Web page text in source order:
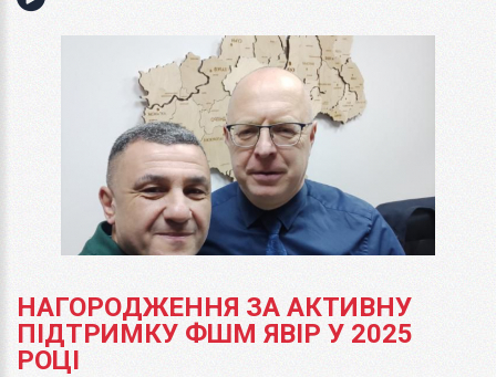
НАГОРОДЖЕННЯ ЗА АКТИВНУ
ПІДТРИМКУ ФШМ ЯВІР У 2025
РОЦІ